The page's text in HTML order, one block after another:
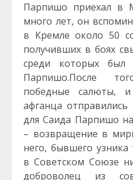
Парпишо приехал в
много лет, он
в Кремле около 50
получивших в боях
среди которых
Парпишо.После
победные салюты, и
афганца
для Саида Парпишо
– возвращение в
него, бывшего
в Советском Союзе
доброволец из